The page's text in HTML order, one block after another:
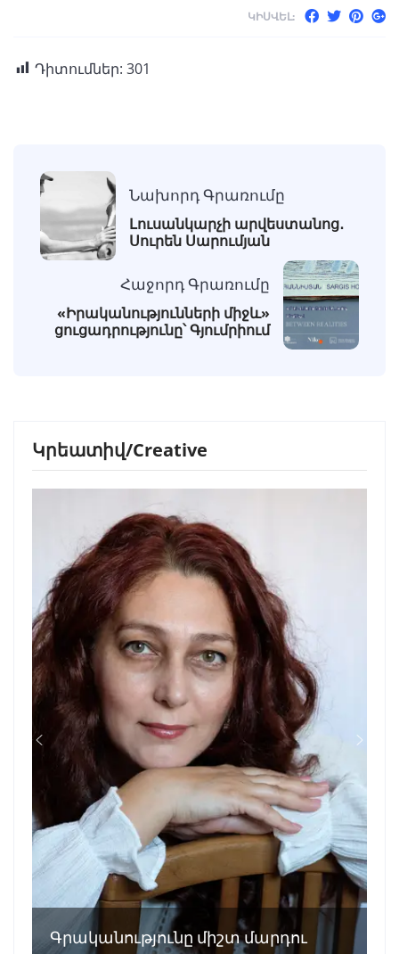
ԿԻՍՎԵԼ:
Դիտումներ: 301
Նախորդ Գրառումը
Լուսանկարչի արվեստանոց․
Սուրեն Սարումյան
Հաջորդ Գրառումը
«Իրականությունների միջև»
ցուցադրությունը՝ Գյումրիում
Կրեատիվ/Creative
Գրականությունը միշտ մարդու